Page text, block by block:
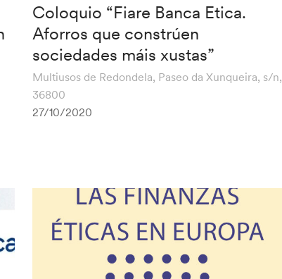
Coloquio “Fiare Banca Etica.
Aforros que constrúen
sociedades máis xustas”
Multiusos de Redondela, Paseo da Xunqueira, s/n,
36800
27/10/2020